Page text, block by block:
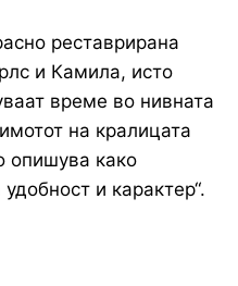
реставрирана
и Камила, исто
време во нивната
на кралицата
опишува како
и карактер“.